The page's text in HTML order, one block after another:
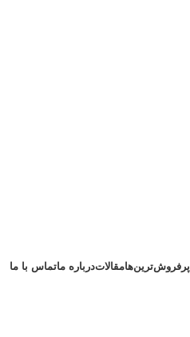
پرفروش‌ترین‌هامقالاتدرباره ماتماس با ما